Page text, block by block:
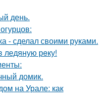
день.
- сделал своими руками.
ледяную рeку!
домик.
на Урале: как